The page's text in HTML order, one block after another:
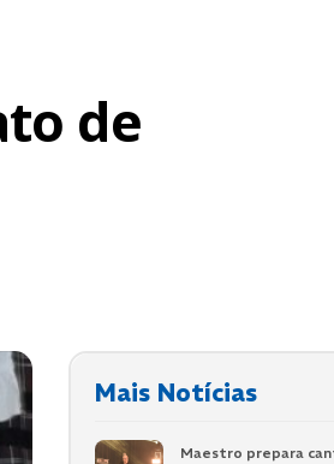
de
Mais Notícias
Maestro prepara